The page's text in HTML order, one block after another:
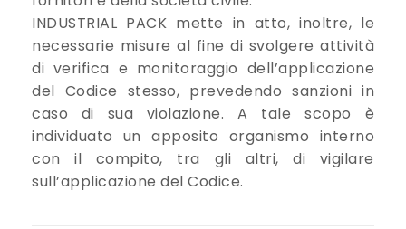
INDUSTRIAL PACK mette in atto, inoltre, le
necessarie misure al fine di svolgere attività
di verifica e monitoraggio dell’applicazione
del Codice stesso, prevedendo sanzioni in
caso di sua violazione. A tale scopo è
individuato un apposito organismo interno
con il compito, tra gli altri, di vigilare
sull’applicazione del Codice.